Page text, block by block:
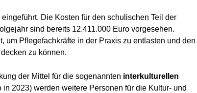
eingeführt. Die Kosten für den schulischen Teil der
sind bereits 12.411.000 Euro vorgesehen.
Pflegefachkräfte in der Praxis zu entlasten und den
zu können.
der Mittel für die sogenannten interkulturellen
2023) werden weitere Personen für die Kultur- und